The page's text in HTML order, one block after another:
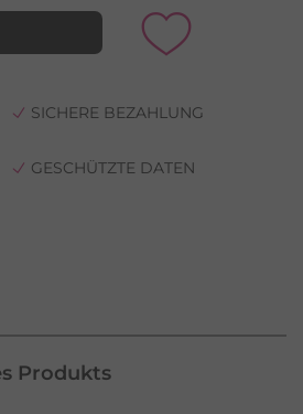
SICHERE BEZAHLUNG
GESCHÜTZTE DATEN
Produkts